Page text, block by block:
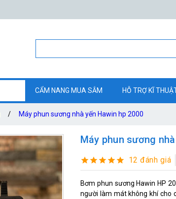
CẨM NANG MUA SẮM HỖ TRỢ KĨ
/ Máy phun sương nhà yến Hawin hp 2000
Máy phun sương
12 đánh giá
Bơm phun sương Hawin HP
người làm mát không khí cho